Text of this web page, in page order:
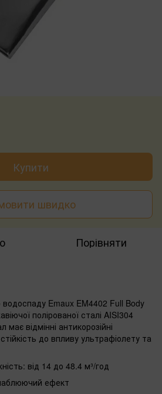
Купити
швидко
Порівняти
Emaux EM4402 Full Body
полірованої сталі AISI304
має відмінні антикорозійні
до впливу ультрафіолету та
від 14 до 48.4 м³/год
ефект